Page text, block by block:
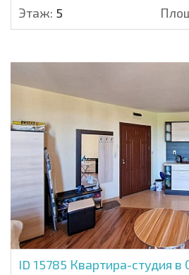
Этаж: 5
ID 15785 Квартира-студия